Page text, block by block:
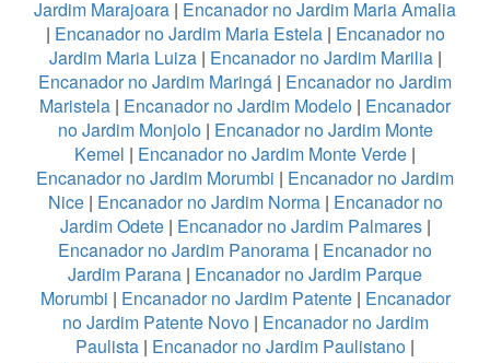
Jardim Marajoara | Encanador no Jardim Maria Amalia
| Encanador no Jardim Maria Estela| Encanador no
Jardim Maria Luiza| Encanador no Jardim Marilia|
Encanador no Jardim Maringá | Encanador no Jardim
Maristela | Encanador no Jardim Modelo | Encanador
no Jardim Monjolo| Encanador no Jardim Monte
Kemel | Encanador no Jardim Monte Verde |
Encanador no Jardim Morumbi | Encanador no Jardim
Nice| Encanador no Jardim Norma| Encanador no
Jardim Odete| Encanador no Jardim Palmares|
Encanador no Jardim Panorama | Encanador no
Jardim Parana | Encanador no Jardim Parque
Morumbi | Encanador no Jardim Patente| Encanador
no Jardim Patente Novo| Encanador no Jardim
Paulista | Encanador no Jardim Paulistano |